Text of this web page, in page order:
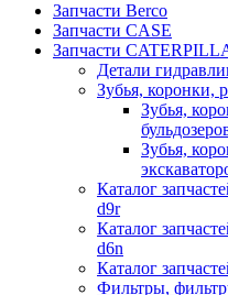
Запчасти Berco
Запчасти CASE
Запчасти
Детали
Зубья, коронки,
Зубья,
Зубья,
Каталог
d9r
Каталог
d6n
Каталог
Фильтры,